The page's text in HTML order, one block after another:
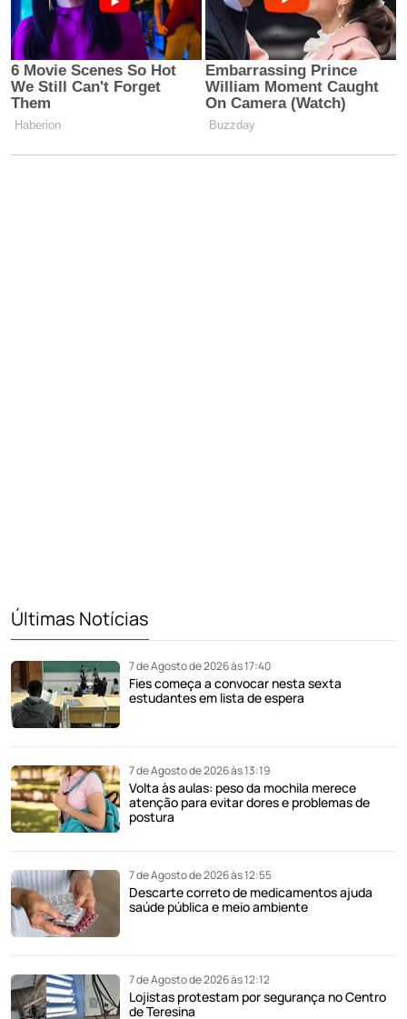
Últimas Notícias
7 de Agosto de 2026 às 17:40
Fies começa a convocar nesta sexta
estudantes em lista de espera
7 de Agosto de 2026 às 13:19
Volta às aulas: peso da mochila merece
atenção para evitar dores e problemas de
postura
7 de Agosto de 2026 às 12:55
Descarte correto de medicamentos ajuda
saúde pública e meio ambiente
7 de Agosto de 2026 às 12:12
Lojistas protestam por segurança no Centro
de Teresina